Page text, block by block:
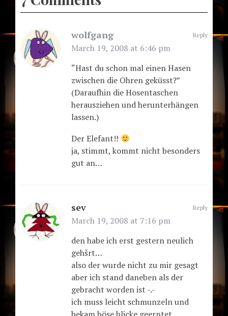
wolfgang
March 19, 2008 at 6:46 pm
“Hast du schon mal einen Hasen
zwischen die Ohren geküsst?”
(Daraufhin die Hosentaschen
herausziehen und herunterhängen
lassen.)
Der Elefant!!
ja, stimmt, kommt nicht besonders
gut an…
Reply
sev
March 19, 2008 at 7:16 pm
den habe ich erst gestern neulich
gehšrt…
also der wurde nicht zu mir gesagt
aber ich stand daneben als der
gebracht worden ist -.-
ich muss leicht schmunzeln und
Reply